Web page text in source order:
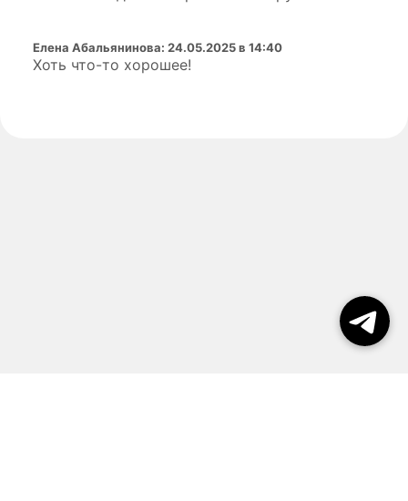
Елена Абальянинова: 24.05.2025 в 14:40
Хоть что-то хорошее!